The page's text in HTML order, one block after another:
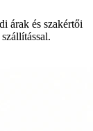
árak és szakértői